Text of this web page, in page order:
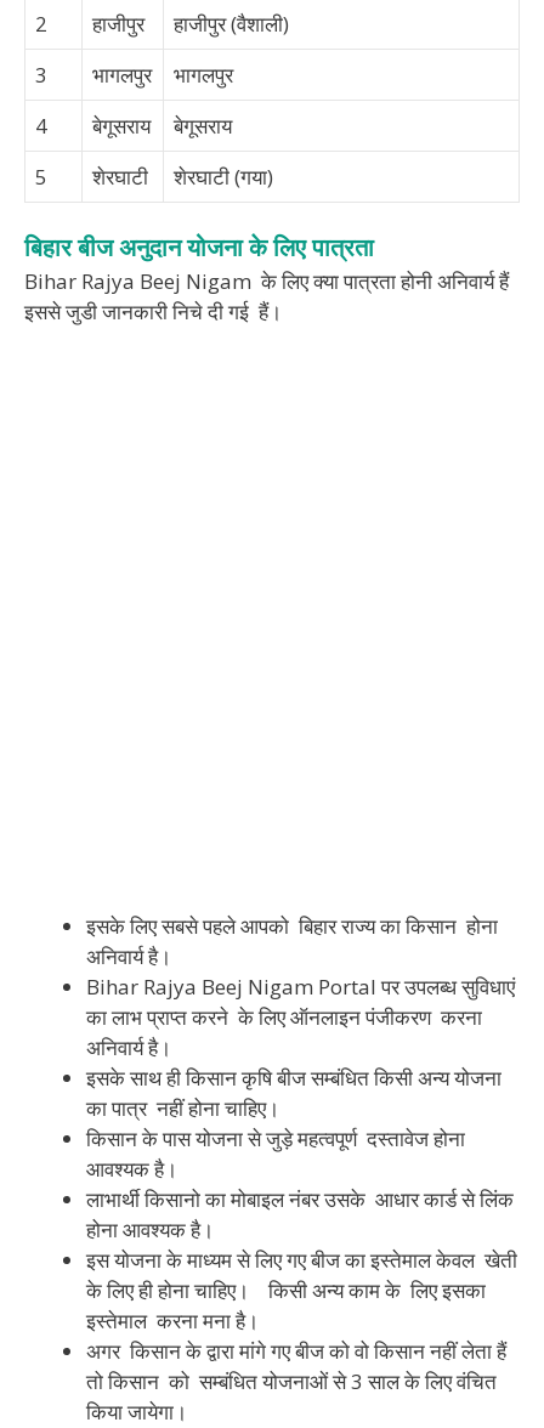
2 हाजीपुर
हाजीपुर (वैशाली)
3
भागलपुर
भागलपुर
4
बेगूसराय
बेगूसराय
5
शेरघाटी शेरघाटी (गया)
बिहार बीज अनुदान योजना के लिए पात्रता
Bihar Rajya Beej Nigam के लिए क्या पात्रता होनी अनिवार्य हैं
इससे जुडी जानकारी निचे दी गई हैं।
इसके लिए सबसे पहले आपको बिहार राज्य का किसान होना
अनिवार्य है।
Bihar Rajya Beej Nigam Portal पर उपलब्ध सुविधाएं
का लाभ प्राप्त करने के लिए ऑनलाइन पंजीकरण करना
अनिवार्य है।
इसके साथ ही किसान कृषि बीज सम्बंधित किसी अन्य योजना
का पात्र नहीं होना चाहिए।
किसान के पास योजना से जुड़े महत्वपूर्ण दस्तावेज होना
आवश्यक है।
लाभार्थी किसानो का मोबाइल नंबर उसके आधार कार्ड से लिंक
होना आवश्यक है।
इस योजना के माध्यम से लिए गए बीज का इस्तेमाल केवल खेती
के लिए ही होना चाहिए। किसी अन्य काम के लिए इसका
इस्तेमाल करना मना है।
अगर किसान के द्वारा मांगे गए बीज को वो किसान नहीं लेता हैं
तो किसान को सम्बंधित योजनाओं से 3 साल के लिए वंचित
किया जायेगा।